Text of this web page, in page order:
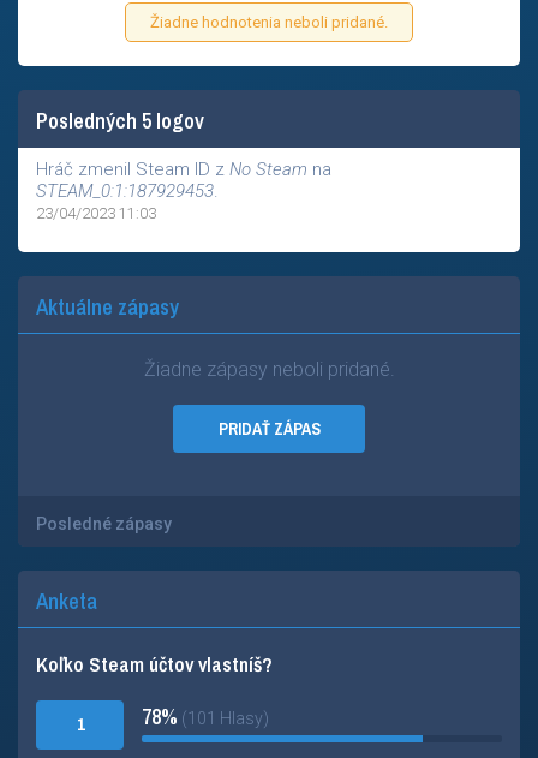
Žiadne hodnotenia neboli pridané.
Posledných 5 logov
Hráč zmenil Steam ID z No Steam na
STEAM_0:1:187929453.
23/04/2023 11:03
Aktuálne zápasy
Žiadne zápasy neboli pridané.
PRIDAŤ ZÁPAS
Posledné zápasy
Anketa
Koľko Steam účtov vlastníš?
1 78% (101 Hlasy)